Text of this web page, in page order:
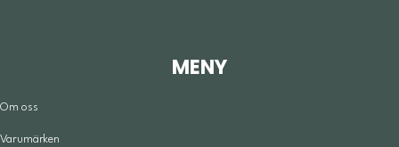
MENY
Om oss
Varumärken